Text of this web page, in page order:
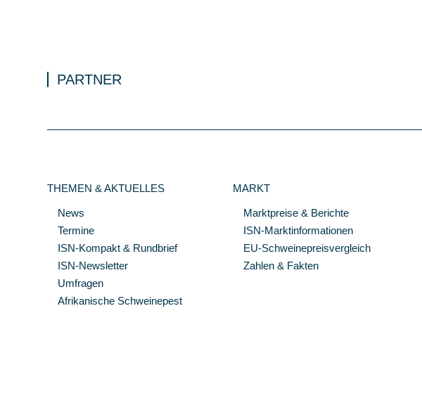
PARTNER
THEMEN & AKTUELLES
News
Termine
ISN-Kompakt & Rundbrief
ISN-Newsletter
Umfragen
Afrikanische Schweinepest
MARKT
Marktpreise & Berichte
ISN-Marktinformationen
EU-Schweinepreisvergleich
Zahlen & Fakten